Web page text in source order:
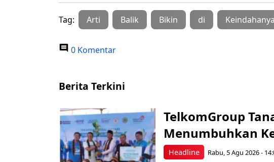
Tag: Arti Balik Bikin di Keindahanya
0 Komentar
Berita Terkini
Headline
TelkomGroup
Menumbuhkan
Rabu, 5 Agu 2026 -